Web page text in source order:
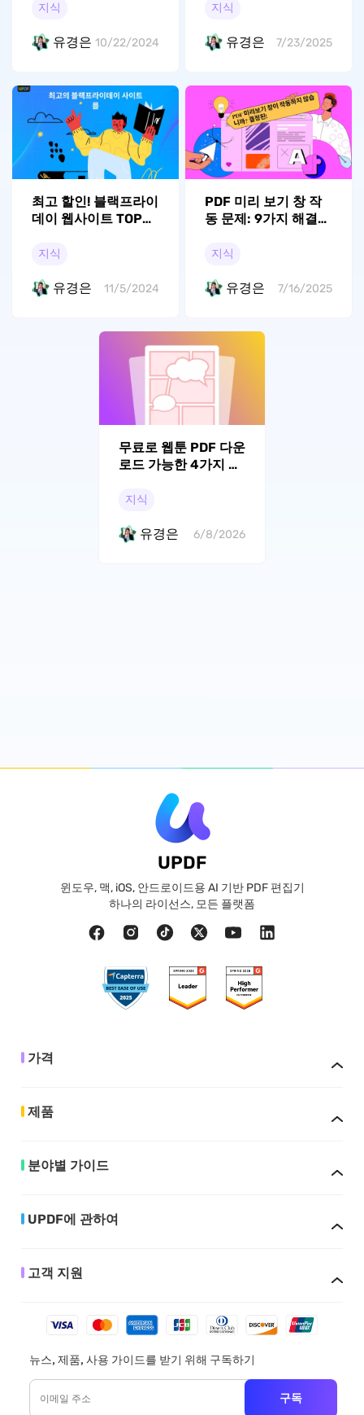
지식
유경은 10/22/2024
지식
유경은 7/23/2025
최고 할인! 블랙프라이
데이 웹사이트 TOP
지식
유경은 11/5/2024
PDF 미리 보기 창 작
동 문제: 9가지 해결
지식
유경은 7/16/2025
무료로 웹툰 PDF 다운
로드 가능한 4가지 사
이용 가능)
지식
유경은 6/8/2026
UPDF
윈도우, 맥, iOS, 안드로이드용 AI 기반 PDF 편집기
하나의 라이선스, 모든 플랫폼
가격
제품
분야별 가이드
UPDF에 관하여
고객 지원
뉴스, 제품, 사용 가이드를 받기 위해 구독하기
구독